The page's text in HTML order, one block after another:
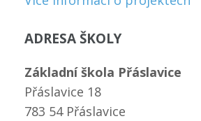
ADRESA ŠKOLY
Základní škola Přáslavice
Přáslavice 18
783 54 Přáslavice